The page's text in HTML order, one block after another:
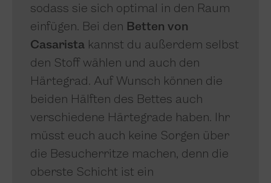
sodass sie sich optimal in den Raum
einfügen. Bei den Betten von
Casarista kannst du außerdem selbst
den Stoff wählen und auch den
Härtegrad. Auf Wunsch können die
beiden Hälften des Bettes auch
verschiedene Härtegrade haben. Ihr
müsst euch auch keine Sorgen über
die Besucherritze machen, denn die
oberste Schicht ist ein